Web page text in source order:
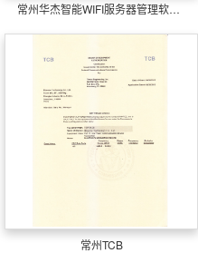
常州华杰智能WIFI服务器管理软件V1.0.36
常州TCB